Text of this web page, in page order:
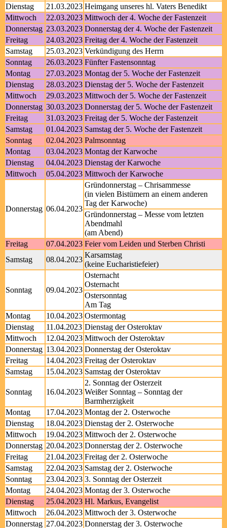
Dienstag
21.03.2023 Heimgang unseres hl. Vaters Benedikt
Mittwoch
22.03.2023 Mittwoch der 4. Woche der Fastenzeit
Donnerstag 23.03.2023 Donnerstag der 4. Woche der Fastenzeit
Freitag
24.03.2023 Freitag der 4. Woche der Fastenzeit
Samstag
25.03.2023 Verkündigung des Herrn
Sonntag
26.03.2023 Fünfter Fastensonntag
Montag
27.03.2023 Montag der 5. Woche der Fastenzeit
Dienstag
28.03.2023 Dienstag der 5. Woche der Fastenzeit
Mittwoch
29.03.2023 Mittwoch der 5. Woche der Fastenzeit
Donnerstag 30.03.2023 Donnerstag der 5. Woche der Fastenzeit
Freitag
31.03.2023 Freitag der 5. Woche der Fastenzeit
Samstag
01.04.2023 Samstag der 5. Woche der Fastenzeit
Sonntag
02.04.2023 Palmsonntag
Montag
03.04.2023 Montag der Karwoche
Dienstag
04.04.2023 Dienstag der Karwoche
Mittwoch
05.04.2023 Mittwoch der Karwoche
Donnerstag 06.04.2023
Gründonnerstag – Chrisammesse
(in vielen Bistümern an einem anderen
Tag der Karwoche)
Gründonnerstag – Messe vom letzten
Abendmahl
(am Abend)
Freitag
07.04.2023 Feier vom Leiden und Sterben Christi
Samstag
08.04.2023
Karsamstag
(keine Eucharistiefeier)
Sonntag 09.04.2023
Osternacht
Osternacht
Ostersonntag
Am Tag
Montag
10.04.2023 Ostermontag
Dienstag
11.04.2023 Dienstag der Osteroktav
Mittwoch
12.04.2023 Mittwoch der Osteroktav
Donnerstag 13.04.2023 Donnerstag der Osteroktav
Freitag
14.04.2023 Freitag der Osteroktav
Samstag
15.04.2023 Samstag der Osteroktav
Sonntag 16.04.2023
2. Sonntag der Osterzeit
Weißer Sonntag – Sonntag der
Barmherzigkeit
Montag
17.04.2023 Montag der 2. Osterwoche
Dienstag
18.04.2023 Dienstag der 2. Osterwoche
Mittwoch
19.04.2023 Mittwoch der 2. Osterwoche
Donnerstag 20.04.2023 Donnerstag der 2. Osterwoche
Freitag
21.04.2023 Freitag der 2. Osterwoche
Samstag
22.04.2023 Samstag der 2. Osterwoche
Sonntag
23.04.2023 3. Sonntag der Osterzeit
Montag
24.04.2023 Montag der 3. Osterwoche
Dienstag
25.04.2023 Hl. Markus, Evangelist
Mittwoch
26.04.2023 Mittwoch der 3. Osterwoche
Donnerstag 27.04.2023 Donnerstag der 3. Osterwoche